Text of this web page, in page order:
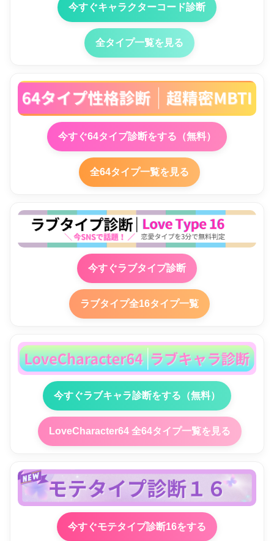
今すぐキャラクターコード診断
全タイプ一覧を見る
今すぐ64タイプ診断をする（無料）
全64タイプ一覧を見る
今すぐラブタイプ診断
ラブタイプ全16タイプ一覧
今すぐラブキャラ診断をする（無料）
LoveCharacter64 全64タイプ一覧を見る
今すぐモテタイプ診断16をする